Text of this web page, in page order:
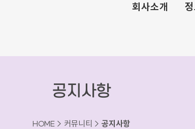
회사소개
공지사항
HOME > 커뮤니티 > 공지사항